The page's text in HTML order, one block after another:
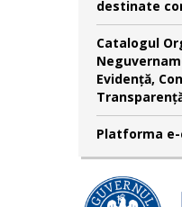
destinate
Catalogul
Evidență,
Platforma